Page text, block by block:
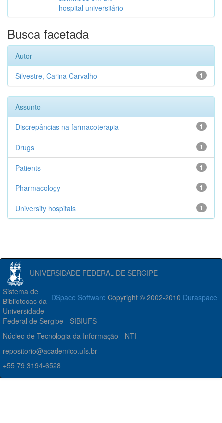
hospital universitário
Busca facetada
Autor
1
Silvestre, Carina Carvalho
Assunto
1
Discrepâncias na farmacoterapia
1
Drugs
1
Patients
1
Pharmacology
1
University hospitals
UNIVERSIDADE FEDERAL DE SERGIPE
DSpace Software Copyright © 2002-2010 Duraspace
Sistema de
Bibliotecas da
Universidade
Federal de Sergipe - SIBIUFS
Núcleo de Tecnologia da Informação - NTI
repositorio@academico.ufs.br
+55 79 3194-6528